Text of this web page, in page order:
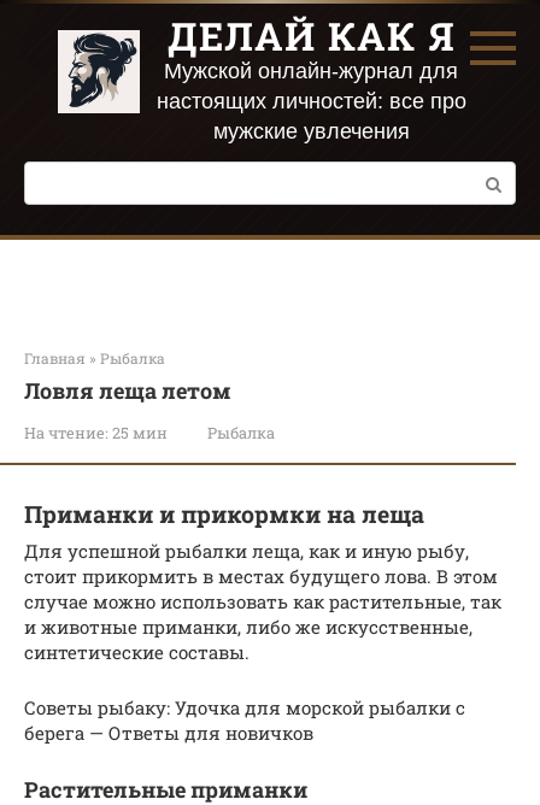
Перейти
контенту
ДЕЛАЙ КАК Я
Мужской онлайн-журнал для
настоящих личностей: все про
мужские увлечения
Поиск:
Главная » Рыбалка
Ловля леща летом
На чтение: 25 мин Рыбалка
Приманки и прикормки на леща
Для успешной рыбалки леща, как и иную рыбу,
стоит прикормить в местах будущего лова. В этом
случае можно использовать как растительные, так
и животные приманки, либо же искусственные,
синтетические составы.
Советы рыбаку: Удочка для морской рыбалки с
берега — Ответы для новичков
Растительные приманки